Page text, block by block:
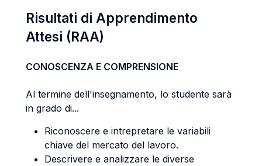
Risultati di Apprendimento
Attesi (RAA)
CONOSCENZA E COMPRENSIONE
Al termine dell'insegnamento, lo studente sarà
in grado di...
Riconoscere e intrepretare le variabili
chiave del mercato del lavoro.
Descrivere e analizzare le diverse